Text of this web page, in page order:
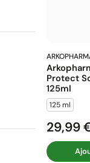
Protect
125ml
125 ml
Prix
29,99